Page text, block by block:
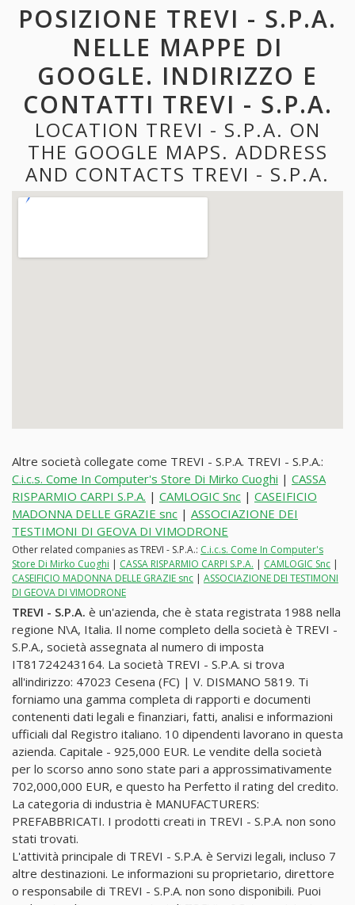
POSIZIONE TREVI - S.P.A.
NELLE MAPPE DI
GOOGLE. INDIRIZZO E
CONTATTI TREVI - S.P.A.
LOCATION TREVI - S.P.A. ON
THE GOOGLE MAPS. ADDRESS
AND CONTACTS TREVI - S.P.A.
Altre società collegate come TREVI - S.P.A. TREVI - S.P.A.:
C.i.c.s. Come In Computer's Store Di Mirko Cuoghi | CASSA
RISPARMIO CARPI S.P.A. | CAMLOGIC Snc | CASEIFICIO
MADONNA DELLE GRAZIE snc | ASSOCIAZIONE DEI
TESTIMONI DI GEOVA DI VIMODRONE
Other related companies as TREVI - S.P.A.: C.i.c.s. Come In Computer's
Store Di Mirko Cuoghi | CASSA RISPARMIO CARPI S.P.A. | CAMLOGIC Snc |
CASEIFICIO MADONNA DELLE GRAZIE snc | ASSOCIAZIONE DEI TESTIMONI
DI GEOVA DI VIMODRONE
TREVI - S.P.A. è un'azienda, che è stata registrata 1988 nella
regione N\A, Italia. Il nome completo della società è TREVI -
S.P.A., società assegnata al numero di imposta
IT81724243164. La società TREVI - S.P.A. si trova
all'indirizzo: 47023 Cesena (FC) | V. DISMANO 5819. Ti
forniamo una gamma completa di rapporti e documenti
contenenti dati legali e finanziari, fatti, analisi e informazioni
ufficiali dal Registro italiano. 10 dipendenti lavorano in questa
azienda. Capitale - 925,000 EUR. Le vendite della società
per lo scorso anno sono state pari a approssimativamente
702,000,000 EUR, e questo ha Perfetto il rating del credito.
La categoria di industria è MANUFACTURERS:
PREFABBRICATI. I prodotti creati in TREVI - S.P.A. non sono
stati trovati.
L'attività principale di TREVI - S.P.A. è Servizi legali, incluso 7
altre destinazioni. Le informazioni su proprietario, direttore
o responsabile di TREVI - S.P.A. non sono disponibili. Puoi